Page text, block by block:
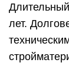
лет.